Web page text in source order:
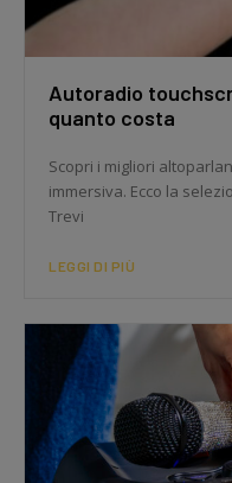
Autoradio
quanto costa
Scopri i migliori
immersiva. Ecco la
Trevi
LEGGI DI PIÙ